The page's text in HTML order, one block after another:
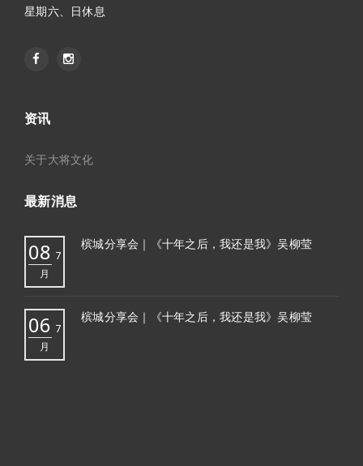
星期六、日休息
资讯
关于大将文化
最新消息
08 7
月
槟城分享会｜《十年之后，我还是我》吴柳莹
06 7
月
槟城分享会｜《十年之后，我还是我》吴柳莹